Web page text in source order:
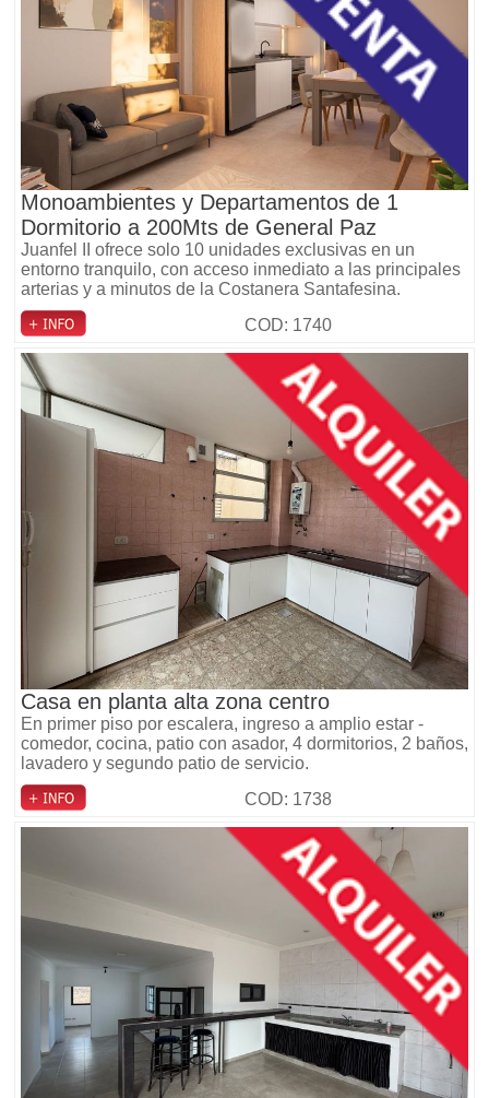
Monoambientes y Departamentos de 1
Dormitorio a 200Mts de General Paz
Juanfel II ofrece solo 10 unidades exclusivas en un
entorno tranquilo, con acceso inmediato a las principales
arterias y a minutos de la Costanera Santafesina.
COD: 1740
Casa en planta alta zona centro
En primer piso por escalera, ingreso a amplio estar -
comedor, cocina, patio con asador, 4 dormitorios, 2 baños,
lavadero y segundo patio de servicio.
COD: 1738